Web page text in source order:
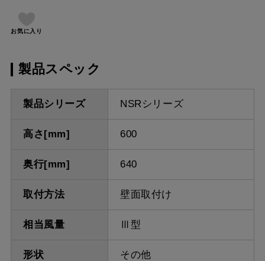
お気に入り
製品スペック
製品シリーズ NSRシリーズ
高さ[mm] 600
奥行[mm] 640
取付方法 壁面取付け
相当風量 Ⅲ型
形状 その他